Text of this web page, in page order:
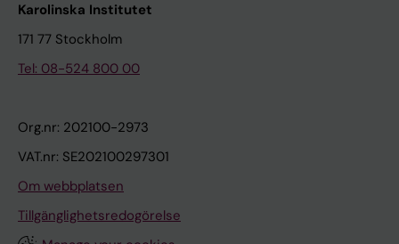
Karolinska Institutet
171 77 Stockholm
Tel: 08-524 800 00
Org.nr: 202100-2973
VAT.nr: SE202100297301
Om webbplatsen
Tillgänglighetsredogörelse